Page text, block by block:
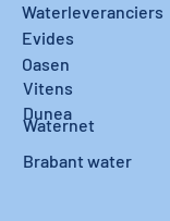
Waterleveranciers
Evides
Oasen
Vitens
Dunea
Waternet
Brabant water